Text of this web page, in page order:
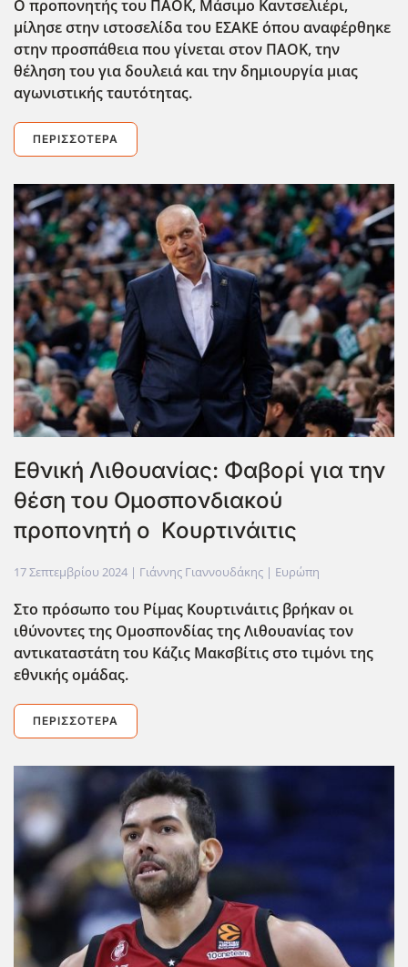
Ο προπονητής του ΠΑΟΚ, Μάσιμο Καντσελιέρι,
μίλησε στην ιστοσελίδα του ΕΣΑΚΕ όπου αναφέρθηκε
στην προσπάθεια που γίνεται στον ΠΑΟΚ, την
θέληση του για δουλειά και την δημιουργία μιας
αγωνιστικής ταυτότητας.
ΠΕΡΙΣΣΌΤΕΡΑ
Εθνική Λιθουανίας: Φαβορί για την
θέση του Ομοσπονδιακού
προπονητή ο Κουρτινάιτις
17 Σεπτεμβρίου 2024 | Γιάννης Γιαννουδάκης | Ευρώπη
Στο πρόσωπο του Ρίμας Κουρτινάιτις βρήκαν οι
ιθύνοντες της Ομοσπονδίας της Λιθουανίας τον
αντικαταστάτη του Κάζις Μακσβίτις στο τιμόνι της
εθνικής ομάδας.
ΠΕΡΙΣΣΌΤΕΡΑ